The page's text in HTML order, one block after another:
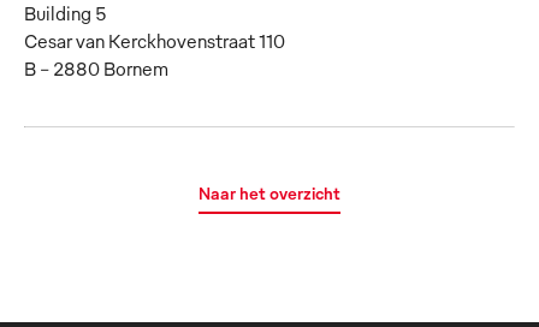
Building 5
Cesar van Kerckhovenstraat 110
B – 2880 Bornem
Naar het overzicht